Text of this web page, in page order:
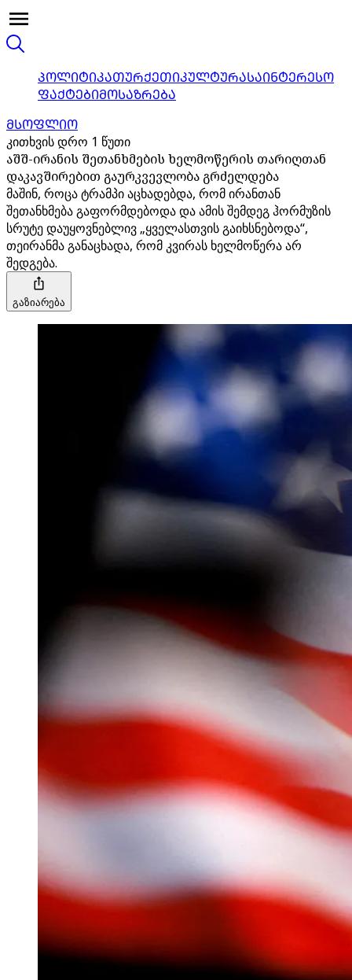
ᲞᲝᲚᲘᲢᲘᲙᲐᲗᲣᲠᲥᲔᲗᲘᲙᲣᲚᲢᲣᲠᲐᲡᲐᲘᲜᲢᲔᲠᲔᲡᲝ
ᲤᲐᲥᲢᲔᲑᲘᲛᲝᲡᲐᲖᲠᲔᲑᲐ
ᲛᲡᲝᲤᲚᲘᲝ
კითხვის დრო 1 წუთი
აშშ-ირანის შეთანხმების ხელმოწერის თარიღთან
დაკავშირებით გაურკვევლობა გრძელდება
მაშინ, როცა ტრამპი აცხადებდა, რომ ირანთან
შეთანხმება გაფორმდებოდა და ამის შემდეგ ჰორმუზის
სრუტე დაუყოვნებლივ „ყველასთვის გაიხსნებოდა“,
თეირანმა განაცხადა, რომ კვირას ხელმოწერა არ
შედგება.
გაზიარება